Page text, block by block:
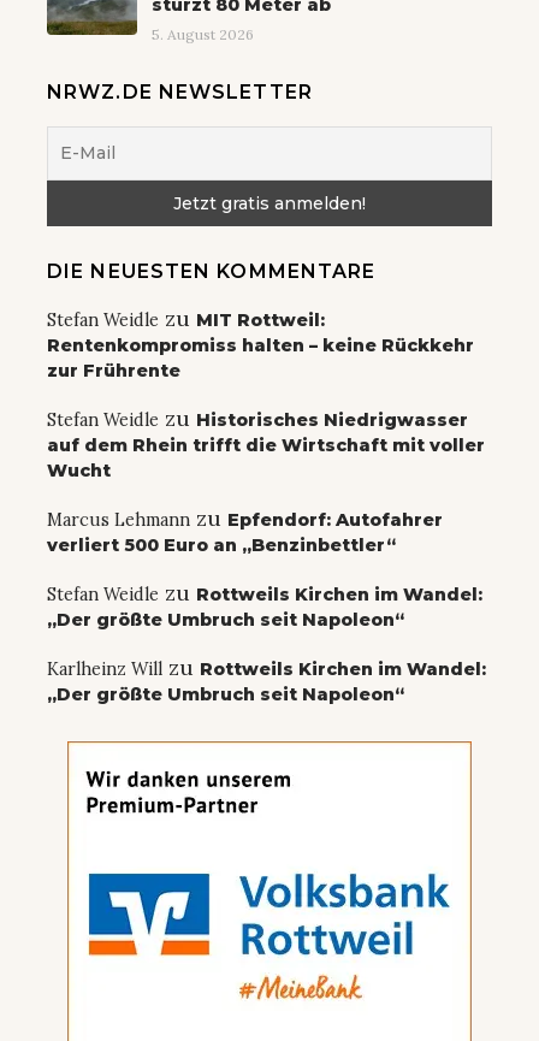
stürzt 80 Meter ab
5. August 2026
NRWZ.DE NEWSLETTER
DIE NEUESTEN KOMMENTARE
Stefan Weidle zu MIT Rottweil:
Rentenkompromiss halten – keine Rückkehr
zur Frührente
Stefan Weidle zu Historisches Niedrigwasser
auf dem Rhein trifft die Wirtschaft mit voller
Wucht
Marcus Lehmann zu Epfendorf: Autofahrer
verliert 500 Euro an „Benzinbettler“
Stefan Weidle zu Rottweils Kirchen im Wandel:
„Der größte Umbruch seit Napoleon“
Karlheinz Will zu Rottweils Kirchen im Wandel:
„Der größte Umbruch seit Napoleon“